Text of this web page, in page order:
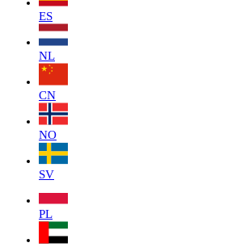
ES
NL
CN
NO
SV
PL